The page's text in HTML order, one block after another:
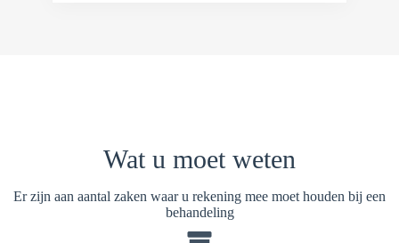
Wat u moet weten
Er zijn aan aantal zaken waar u rekening mee moet houden bij een
behandeling